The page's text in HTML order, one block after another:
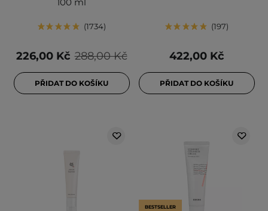
100 ml
1734
288,00 Kč
226,00 Kč
PŘIDAT DO KOŠÍKU
197
422,00 Kč
PŘIDAT DO KOŠÍKU
BESTSELLER